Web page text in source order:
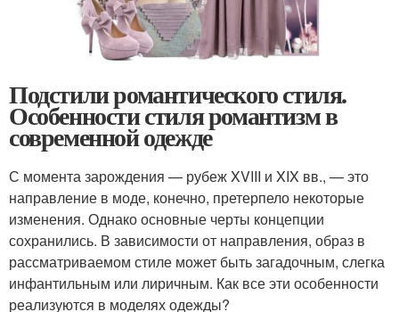
Подстили романтического стиля.
Особенности стиля романтизм в
современной одежде
С момента зарождения — рубеж XVIII и XIX вв., — это
направление в моде, конечно, претерпело некоторые
изменения. Однако основные черты концепции
сохранились. В зависимости от направления, образ в
рассматриваемом стиле может быть загадочным, слегка
инфантильным или лиричным. Как все эти особенности
реализуются в моделях одежды?